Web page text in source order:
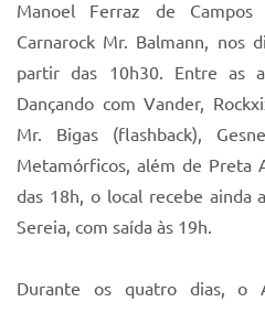
Manoel Ferraz de
Carnarock Mr. Balmann, nos
partir das 10h30. Entre as
Dançando com Vander,
Mr. Bigas (flashback),
Metamórficos, além de Preta
das 18h, o local recebe ainda
Sereia, com saída às 19h.
Durante os quatro dias, o